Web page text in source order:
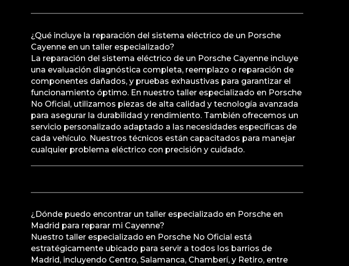
¿Qué incluye la reparación del sistema eléctrico de un Porsche
Cayenne en un taller especializado?
La reparación del sistema eléctrico de un Porsche Cayenne incluye
una evaluación diagnóstica completa, reemplazo o reparación de
componentes dañados, y pruebas exhaustivas para garantizar el
funcionamiento óptimo. En nuestro taller especializado en Porsche
No Oficial, utilizamos piezas de alta calidad y tecnología avanzada
para asegurar la durabilidad y rendimiento. También ofrecemos un
servicio personalizado adaptado a las necesidades específicas de
cada vehículo. Nuestros técnicos están capacitados para manejar
cualquier problema eléctrico con precisión y cuidado.
¿Dónde puedo encontrar un taller especializado en Porsche en
Madrid para reparar mi Cayenne?
Nuestro taller especializado en Porsche No Oficial está
estratégicamente ubicado para servir a todos los barrios de
Madrid, incluyendo Centro, Salamanca, Chamberí, y Retiro, entre